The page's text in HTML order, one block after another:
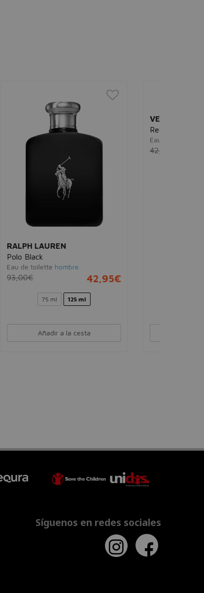
VERSACE
Red Jeans
Eau de toilette mujer
42,00€ 13,95€
75 ml
Añadir a la cesta
Síguenos en redes sociales